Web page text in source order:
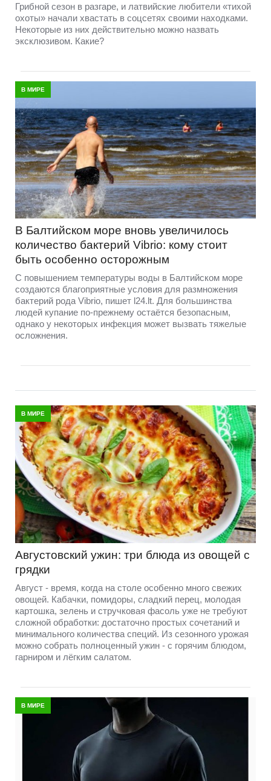
Грибной сезон в разгаре, и латвийские любители «тихой
охоты» начали хвастать в соцсетях своими находками.
Некоторые из них действительно можно назвать
эксклюзивом. Какие?
В МИРЕ
В Балтийском море вновь увеличилось
количество бактерий Vibrio: кому стоит
быть особенно осторожным
С повышением температуры воды в Балтийском море
создаются благоприятные условия для размножения
бактерий рода Vibrio, пишет l24.lt. Для большинства
людей купание по-прежнему остаётся безопасным,
однако у некоторых инфекция может вызвать тяжелые
осложнения.
В МИРЕ
Августовский ужин: три блюда из овощей с
грядки
Август - время, когда на столе особенно много свежих
овощей. Кабачки, помидоры, сладкий перец, молодая
картошка, зелень и стручковая фасоль уже не требуют
сложной обработки: достаточно простых сочетаний и
минимального количества специй. Из сезонного урожая
можно собрать полноценный ужин - с горячим блюдом,
гарниром и лёгким салатом.
В МИРЕ